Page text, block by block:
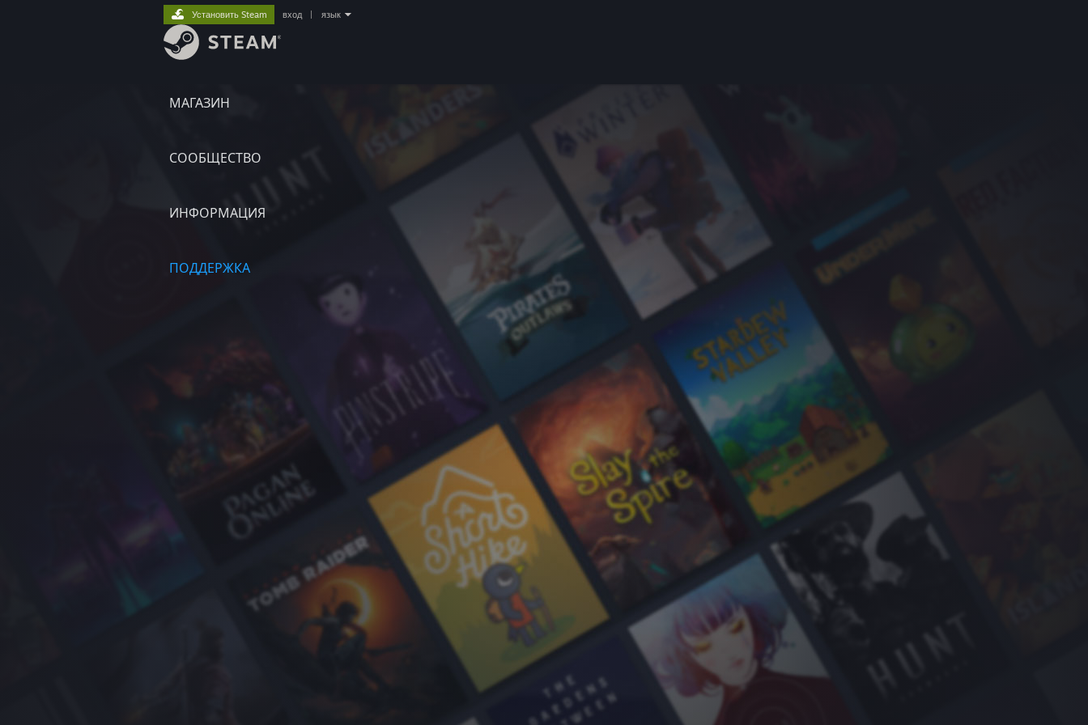
МАГАЗИН
СООБЩЕСТВО
ИНФОРМАЦИЯ
ПОДДЕРЖКА
Установить Steam вход язык